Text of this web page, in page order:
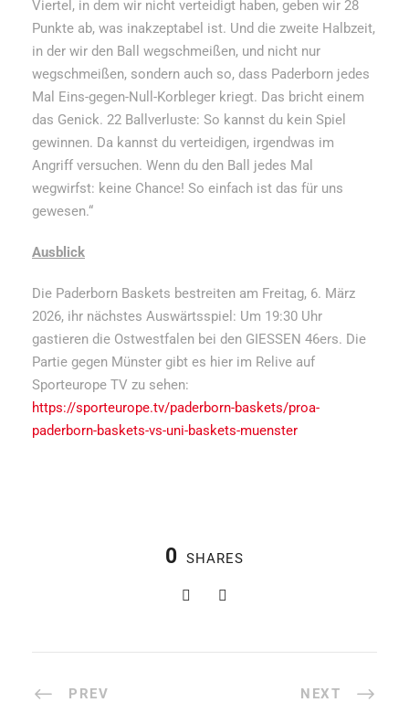
Viertel, in dem wir nicht verteidigt haben, geben wir 28
Punkte ab, was inakzeptabel ist. Und die zweite Halbzeit,
in der wir den Ball wegschmeißen, und nicht nur
wegschmeißen, sondern auch so, dass Paderborn jedes
Mal Eins-gegen-Null-Korbleger kriegt. Das bricht einem
das Genick. 22 Ballverluste: So kannst du kein Spiel
gewinnen. Da kannst du verteidigen, irgendwas im
Angriff versuchen. Wenn du den Ball jedes Mal
wegwirfst: keine Chance! So einfach ist das für uns
gewesen.“
Ausblick
Die Paderborn Baskets bestreiten am Freitag, 6. März
2026, ihr nächstes Auswärtsspiel: Um 19:30 Uhr
gastieren die Ostwestfalen bei den GIESSEN 46ers. Die
Partie gegen Münster gibt es hier im Relive auf
Sporteurope TV zu sehen:
https://sporteurope.tv/paderborn-baskets/proa-
paderborn-baskets-vs-uni-baskets-muenster
0 SHARES
PREV NEXT